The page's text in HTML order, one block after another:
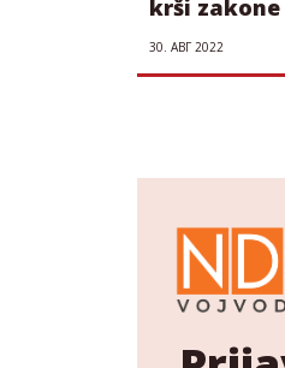
krši zakone
komunalnim
30. АВГ 2022